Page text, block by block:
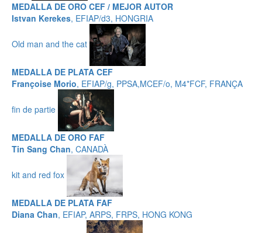
MEDALLA DE ORO CEF / MEJOR AUTOR
Istvan Kerekes, EFIAP/d3, HONGRIA
Old man and the cat
MEDALLA DE PLATA CEF
Françoise Morio, EFIAP/g, PPSA,MCEF/o, M4*FCF, FRANÇA
fin de partie
MEDALLA DE ORO FAF
Tin Sang Chan, CANADÀ
kit and red fox
MEDALLA DE PLATA FAF
Diana Chan, EFIAP, ARPS, FRPS, HONG KONG